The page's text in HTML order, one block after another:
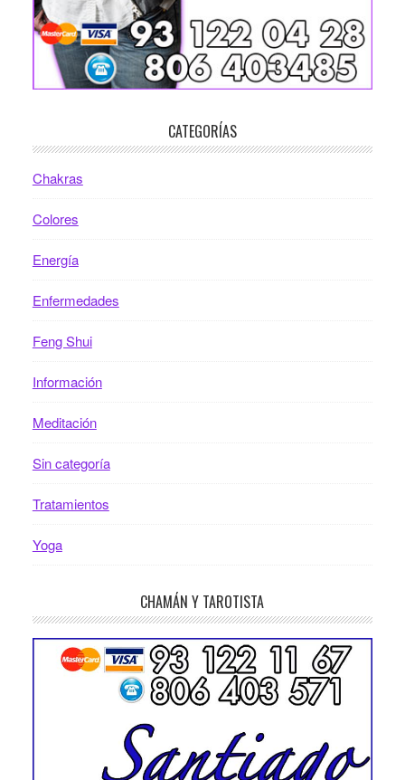
CATEGORÍAS
Chakras
Colores
Energía
Enfermedades
Feng Shui
Información
Meditación
Sin categoría
Tratamientos
Yoga
CHAMÁN Y TAROTISTA